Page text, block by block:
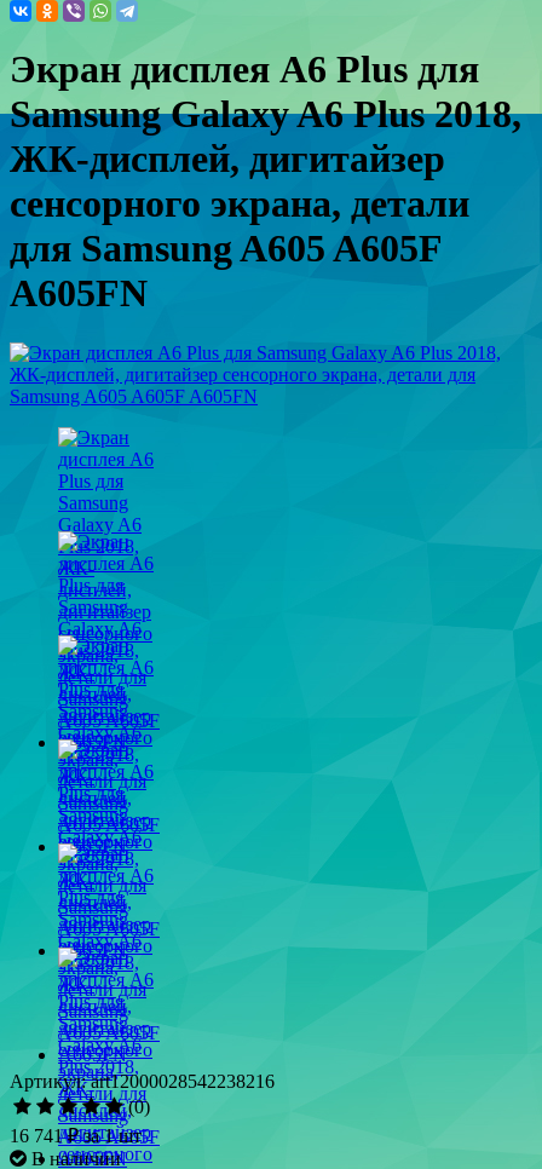
Экран дисплея A6 Plus для
Samsung Galaxy A6 Plus 2018,
ЖК-дисплей, дигитайзер
сенсорного экрана, детали
для Samsung A605 A605F
A605FN
Артикул: art12000028542238216
(0)
16 741 ₽за 1 шт
В наличии